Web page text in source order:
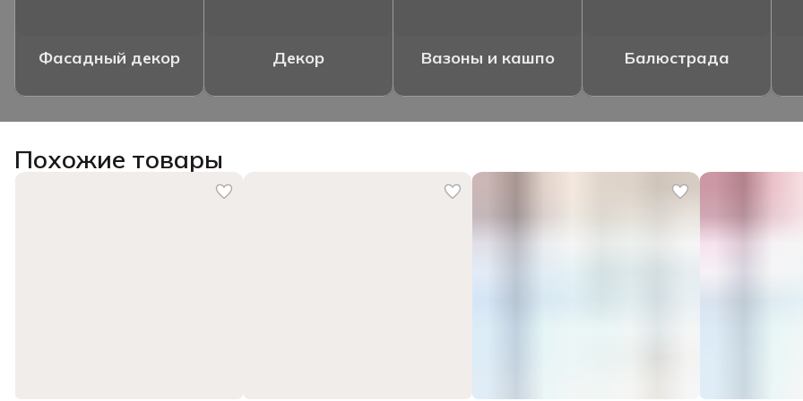
Фасадный декор Декор Вазоны и кашпо Балюстрада
Похожие товары